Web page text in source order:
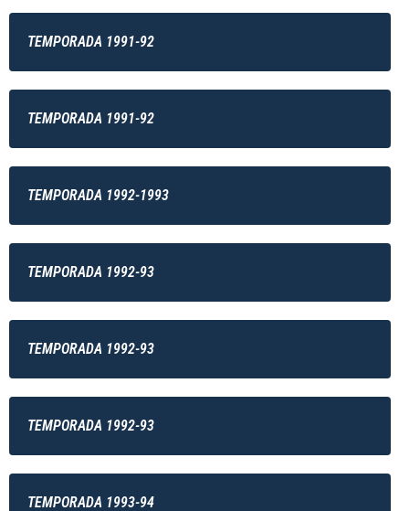
TEMPORADA 1991-92
TEMPORADA 1991-92
TEMPORADA 1992-1993
TEMPORADA 1992-93
TEMPORADA 1992-93
TEMPORADA 1992-93
TEMPORADA 1993-94